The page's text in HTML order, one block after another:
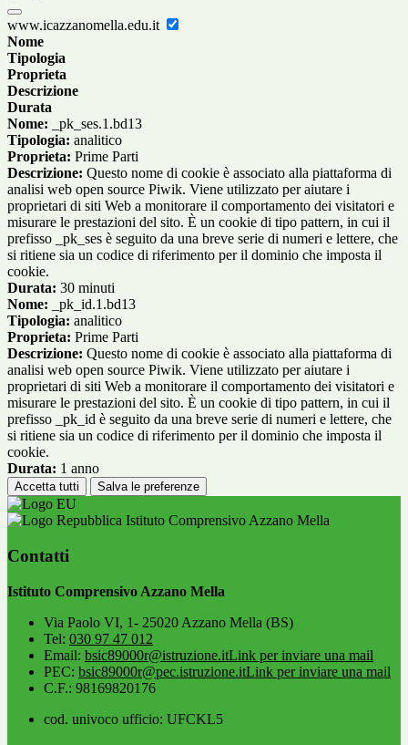
www.icazzanomella.edu.it
Nome
Tipologia
Proprieta
Descrizione
Durata
Nome: _pk_ses.1.bd13
Tipologia: analitico
Proprieta: Prime Parti
Descrizione: Questo nome di cookie è associato alla piattaforma di
analisi web open source Piwik. Viene utilizzato per aiutare i
proprietari di siti Web a monitorare il comportamento dei visitatori e
misurare le prestazioni del sito. È un cookie di tipo pattern, in cui il
prefisso _pk_ses è seguito da una breve serie di numeri e lettere, che
si ritiene sia un codice di riferimento per il dominio che imposta il
cookie.
Durata: 30 minuti
Nome: _pk_id.1.bd13
Tipologia: analitico
Proprieta: Prime Parti
Descrizione: Questo nome di cookie è associato alla piattaforma di
analisi web open source Piwik. Viene utilizzato per aiutare i
proprietari di siti Web a monitorare il comportamento dei visitatori e
misurare le prestazioni del sito. È un cookie di tipo pattern, in cui il
prefisso _pk_id è seguito da una breve serie di numeri e lettere, che
si ritiene sia un codice di riferimento per il dominio che imposta il
cookie.
Durata: 1 anno
Accetta tutti Salva le preferenze
Istituto Comprensivo Azzano Mella
Contatti
Istituto Comprensivo Azzano Mella
Via Paolo VI, 1- 25020 Azzano Mella (BS)
Tel: 030 97 47 012
Email: bsic89000r@istruzione.itLink per inviare una mail
PEC: bsic89000r@pec.istruzione.itLink per inviare una mail
C.F.: 98169820176
cod. univoco ufficio: UFCKL5